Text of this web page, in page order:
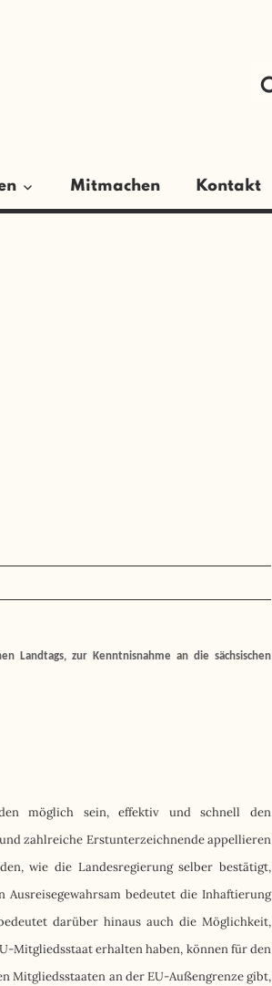
Mitmachen Kontakt
Landtags, zur Kenntnisnahme an die sächsischen
möglich sein, effektiv und schnell den
zahlreiche Erstunterzeichnende appellieren
wie die Landesregierung selber bestätigt,
bedeutet die Inhaftierung
darüber hinaus auch die Möglichkeit,
Mitgliedsstaat erhalten haben, können für den
Mitgliedsstaaten an der EU-Außengrenze gibt,